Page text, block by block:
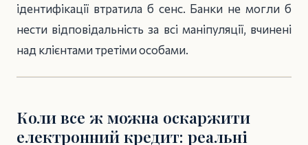
ідентифікації втратила б сенс. Банки не могли б
нести відповідальність за всі маніпуляції, вчинені
над клієнтами третіми особами.
Коли все ж можна оскаржити
електронний кредит: реальні